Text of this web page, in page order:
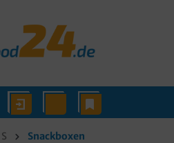
S Snackboxen